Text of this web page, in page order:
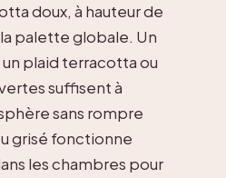
doux, à hauteur de
palette globale. Un
plaid terracotta ou
suffisent à
sans rompre
grisé fonctionne
les chambres pour